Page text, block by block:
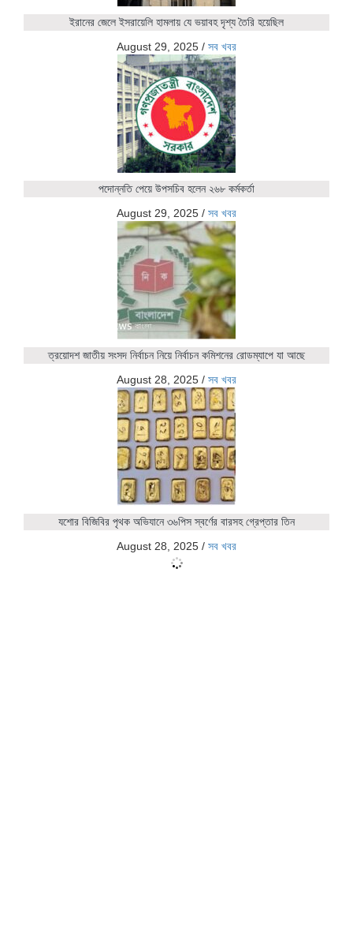
ইরানের জেলে ইসরায়েলি হামলায় যে ভয়াবহ দৃশ্য তৈরি হয়েছিল
August 29, 2025 / সব খবর
পদোন্নতি পেয়ে উপসচিব হলেন ২৬৮ কর্মকর্তা
August 29, 2025 / সব খবর
ত্রয়োদশ জাতীয় সংসদ নির্বাচন নিয়ে নির্বাচন কমিশনের রোডম্যাপে যা আছে
August 28, 2025 / সব খবর
যশোর বিজিবির পৃথক অভিযানে ৩৬পিস স্বর্ণের বারসহ গ্রেপ্তার তিন
August 28, 2025 / সব খবর